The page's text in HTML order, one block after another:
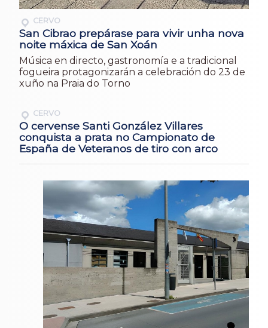
CERVO
San Cibrao prepárase para vivir unha nova
noite máxica de San Xoán
Música en directo, gastronomía e a tradicional
fogueira protagonizarán a celebración do 23 de
xuño na Praia do Torno
CERVO
O cervense Santi González Villares
conquista a prata no Campionato de
España de Veteranos de tiro con arco